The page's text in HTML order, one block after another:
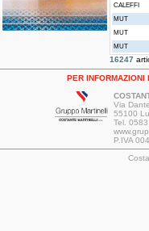
CALEFFI
MUT
MUT
MUT
16247
PER INFORMAZIONI
Via
55100
Tel.
P.IVA